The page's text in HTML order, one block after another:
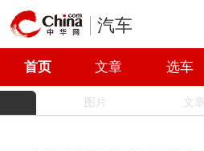
汽车
首页 文章 选车
图片 文章